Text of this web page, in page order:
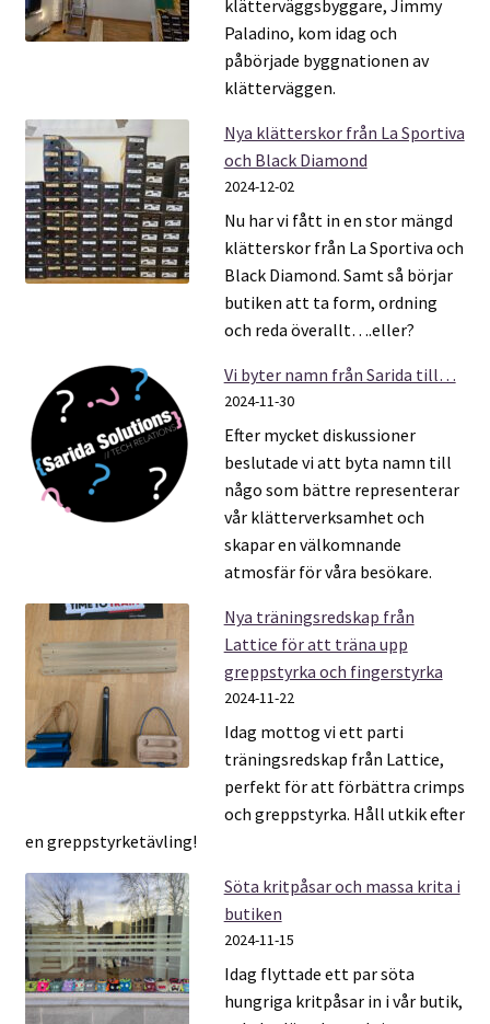
klätterväggsbyggare, Jimmy
Paladino, kom idag och
påbörjade byggnationen av
klätterväggen.
Nya klätterskor från La Sportiva
och Black Diamond
2024-12-02
Nu har vi fått in en stor mängd
klätterskor från La Sportiva och
Black Diamond. Samt så börjar
butiken att ta form, ordning
och reda överallt….eller?
Vi byter namn från Sarida till…
2024-11-30
Efter mycket diskussioner
beslutade vi att byta namn till
någo som bättre representerar
vår klätterverksamhet och
skapar en välkomnande
atmosfär för våra besökare.
Nya träningsredskap från
Lattice för att träna upp
greppstyrka och fingerstyrka
2024-11-22
Idag mottog vi ett parti
träningsredskap från Lattice,
perfekt för att förbättra crimps
och greppstyrka. Håll utkik efter
en greppstyrketävling!
Söta kritpåsar och massa krita i
butiken
2024-11-15
Idag flyttade ett par söta
hungriga kritpåsar in i vår butik,